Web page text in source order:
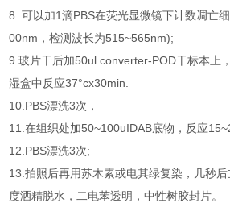
8. 可以加1滴PBS在荧光显微镜下计数凋亡
00nm，检测波长为515~565nm);
9.玻片干后加50ul converter-POD干标本上
湿盒中反应37°cx30min.
10.PBS漂洗3次，
11.在组织处加50~100uIDAB底物，反应
12.PBS漂洗3次;
13.拍照后再用苏木素或电其绿复染，几秒
度洒精脱水，二电苯透明，中性树胶封片。